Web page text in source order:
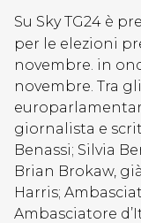
Su Sky TG24 è
per le elezioni
novembre. in
novembre. Tra
giornalista e
Benassi; Silvia
Brian Brokaw,
Harris;
Ambasciatore